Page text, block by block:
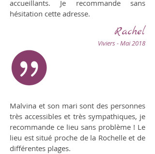
accueillants. Je recommande sans
hésitation cette adresse.
Rachel
Viviers - Mai 2018
Malvina et son mari sont des personnes
très accessibles et très sympathiques, je
recommande ce lieu sans problème ! Le
lieu est situé proche de la Rochelle et de
différentes plages.